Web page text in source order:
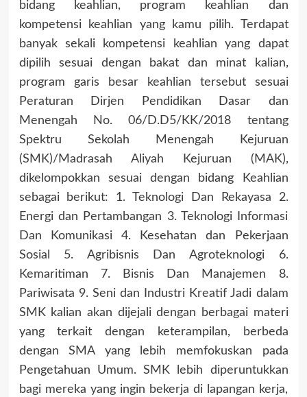
bidang keahlian, program keahlian dan
kompetensi keahlian yang kamu pilih. Terdapat
banyak sekali kompetensi keahlian yang dapat
dipilih sesuai dengan bakat dan minat kalian,
program garis besar keahlian tersebut sesuai
Peraturan Dirjen Pendidikan Dasar dan
Menengah No. 06/D.D5/KK/2018 tentang
Spektru Sekolah Menengah Kejuruan
(SMK)/Madrasah Aliyah Kejuruan (MAK),
dikelompokkan sesuai dengan bidang Keahlian
sebagai berikut: 1. Teknologi Dan Rekayasa 2.
Energi dan Pertambangan 3. Teknologi Informasi
Dan Komunikasi 4. Kesehatan dan Pekerjaan
Sosial 5. Agribisnis Dan Agroteknologi 6.
Kemaritiman 7. Bisnis Dan Manajemen 8.
Pariwisata 9. Seni dan Industri Kreatif Jadi dalam
SMK kalian akan dijejali dengan berbagai materi
yang terkait dengan keterampilan, berbeda
dengan SMA yang lebih memfokuskan pada
Pengetahuan Umum. SMK lebih diperuntukkan
bagi mereka yang ingin bekerja di lapangan kerja,